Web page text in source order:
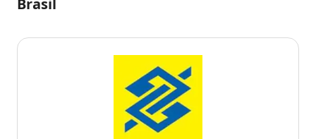
Brasil